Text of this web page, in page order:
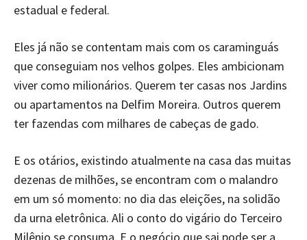
estadual e federal.
Eles já não se contentam mais com os caraminguás
que conseguiam nos velhos golpes. Eles ambicionam
viver como milionários. Querem ter casas nos Jardins
ou apartamentos na Delfim Moreira. Outros querem
ter fazendas com milhares de cabeças de gado.
E os otários, existindo atualmente na casa das muitas
dezenas de milhões, se encontram com o malandro
em um só momento: no dia das eleições, na solidão
da urna eletrônica. Ali o conto do vigário do Terceiro
Milênio se consuma. E o negócio que sai pode ser a